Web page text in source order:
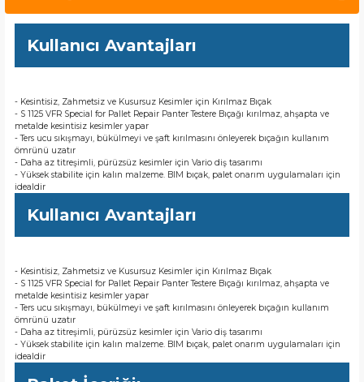
Kullanıcı Avantajları
- Kesintisiz, Zahmetsiz ve Kusursuz Kesimler için Kırılmaz Bıçak
- S 1125 VFR Special for Pallet Repair Panter Testere Bıçağı kırılmaz, ahşapta ve
metalde kesintisiz kesimler yapar
- Ters ucu sıkışmayı, bükülmeyi ve şaft kırılmasını önleyerek bıçağın kullanım
ömrünü uzatır
- Daha az titreşimli, pürüzsüz kesimler için Vario diş tasarımı
- Yüksek stabilite için kalın malzeme. BIM bıçak, palet onarım uygulamaları için
idealdir
Kullanıcı Avantajları
- Kesintisiz, Zahmetsiz ve Kusursuz Kesimler için Kırılmaz Bıçak
- S 1125 VFR Special for Pallet Repair Panter Testere Bıçağı kırılmaz, ahşapta ve
metalde kesintisiz kesimler yapar
- Ters ucu sıkışmayı, bükülmeyi ve şaft kırılmasını önleyerek bıçağın kullanım
ömrünü uzatır
- Daha az titreşimli, pürüzsüz kesimler için Vario diş tasarımı
- Yüksek stabilite için kalın malzeme. BIM bıçak, palet onarım uygulamaları için
idealdir